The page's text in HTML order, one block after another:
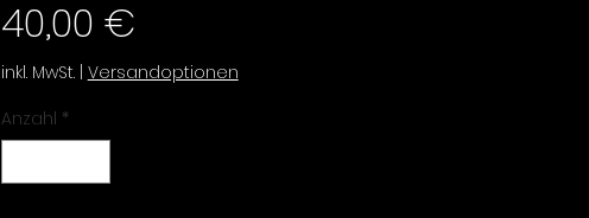
40,00 €Preis
inkl. MwSt.| Versandoptionen
Anzahl *